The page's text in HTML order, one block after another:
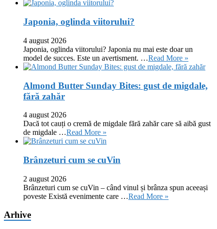
Japonia, oglinda viitorului?
4 august 2026
Japonia, oglinda viitorului? Japonia nu mai este doar un
model de succes. Este un avertisment. …Read More »
Almond Butter Sunday Bites: gust de migdale,
fără zahăr
4 august 2026
Dacă tot cauți o cremă de migdale fără zahăr care să aibă gust
de migdale …Read More »
Brânzeturi cum se cuVin
2 august 2026
Brânzeturi cum se cuVin – când vinul și brânza spun aceeași
poveste Există evenimente care …Read More »
Arhive